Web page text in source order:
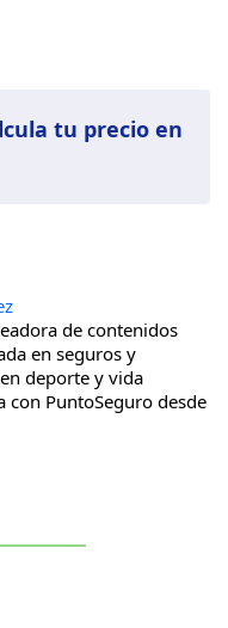
tu precio en
de contenidos
en seguros y
deporte y vida
con PuntoSeguro desde